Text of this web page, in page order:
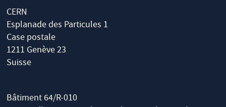
CERN
Esplanade des Particules 1
Case postale
1211 Genève 23
Suisse
Bâtiment 64/R-010